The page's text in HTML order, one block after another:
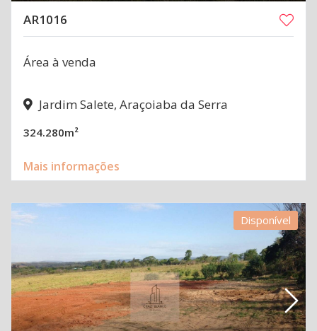
AR1016
Área à venda
Jardim Salete, Araçoiaba da Serra
324.280m²
Mais informações
Disponível